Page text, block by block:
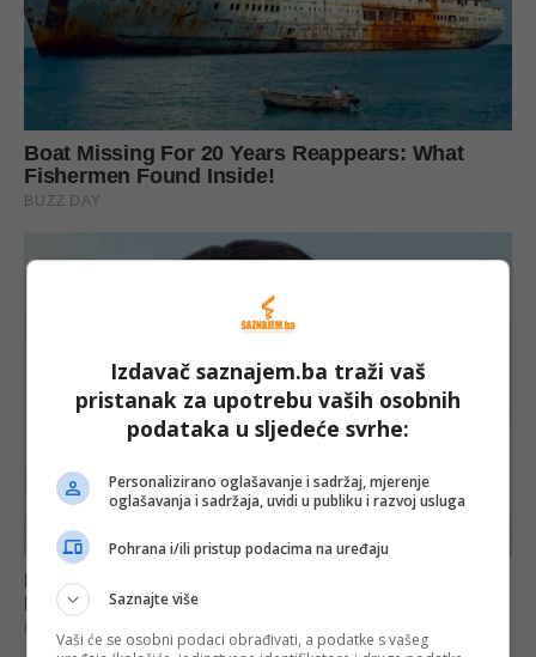
Izdavač saznajem.ba traži vaš
pristanak za upotrebu vaših osobnih
podataka u sljedeće svrhe:
Personalizirano oglašavanje i sadržaj, mjerenje
oglašavanja i sadržaja, uvidi u publiku i razvoj usluga
Pohrana i/ili pristup podacima na uređaju
Saznajte više
Vaši će se osobni podaci obrađivati, a podatke s vašeg